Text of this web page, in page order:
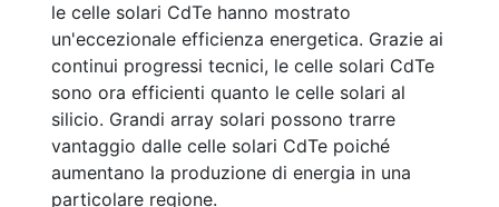
le celle solari CdTe hanno mostrato
un'eccezionale efficienza energetica. Grazie ai
continui progressi tecnici, le celle solari CdTe
sono ora efficienti quanto le celle solari al
silicio. Grandi array solari possono trarre
vantaggio dalle celle solari CdTe poiché
aumentano la produzione di energia in una
particolare regione.